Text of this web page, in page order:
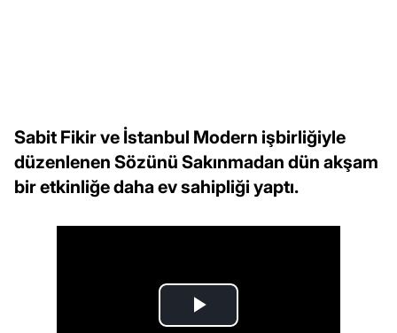
Sabit Fikir ve İstanbul Modern işbirliğiyle
düzenlenen Sözünü Sakınmadan dün akşam
bir etkinliğe daha ev sahipliği yaptı.